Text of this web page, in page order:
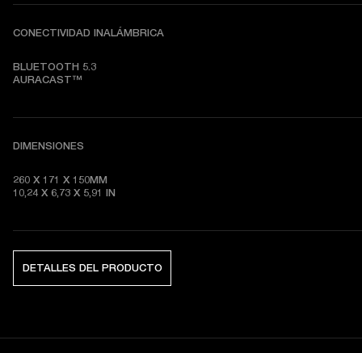
CONECTIVIDAD INALÁMBRICA
BLUETOOTH 5.3
AURACAST™
DIMENSIONES
260 X 171 X 150MM
10,24 X 6,73 X 5,91 IN
DETALLES DEL PRODUCTO